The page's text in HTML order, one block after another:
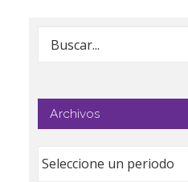
Buscar:
Archivos